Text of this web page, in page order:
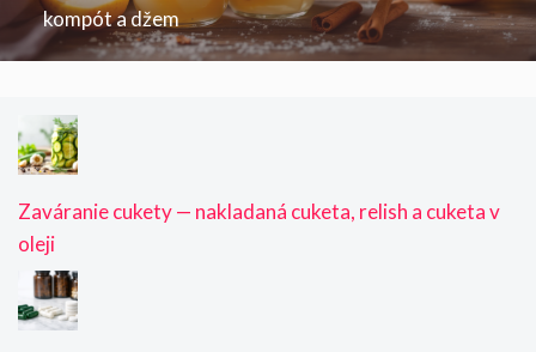
kompót a džem
Zaváranie cukety — nakladaná cuketa, relish a cuketa v
oleji